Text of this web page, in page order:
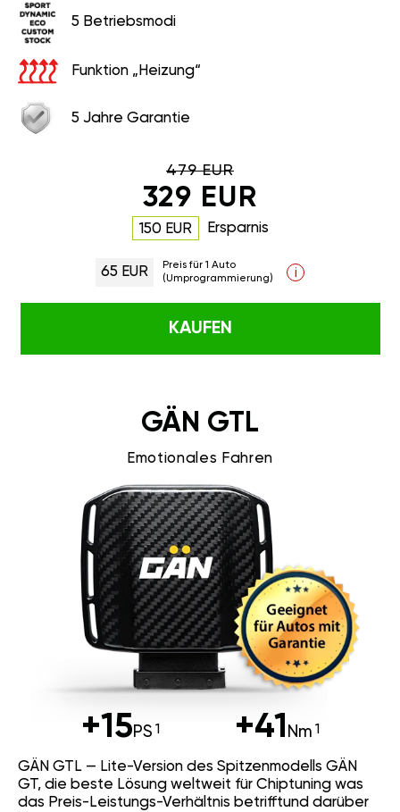
5 Betriebsmodi
Funktion „Heizung“
5 Jahre Garantie
479 EUR
329 EUR
150 EUR Ersparnis
65 EUR
Preis für 1 Auto
(Umprogrammierung)
i
KAUFEN
GÄN GTL
Emotionales Fahren
+15PS +41 Nm
GÄN GTL — Lite-Version des Spitzenmodells GÄN
GT, die beste Lösung weltweit für Chiptuning was
das Preis-Leistungs-Verhältnis betrifftund darüber